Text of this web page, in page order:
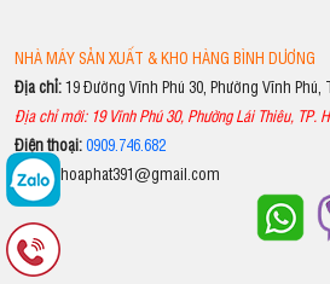
NHÀ MÁY SẢN XUẤT & KHO HÀNG BÌNH DƯƠNG
Địa chỉ:19 Đường Vĩnh Phú 30, Phường Vĩnh Phú,
Địa chỉ mới: 19 Vĩnh Phú 30, Phường Lái Thiêu, TP.
Điện thoại:0909.746.682
Email:hoaphat391@gmail.com